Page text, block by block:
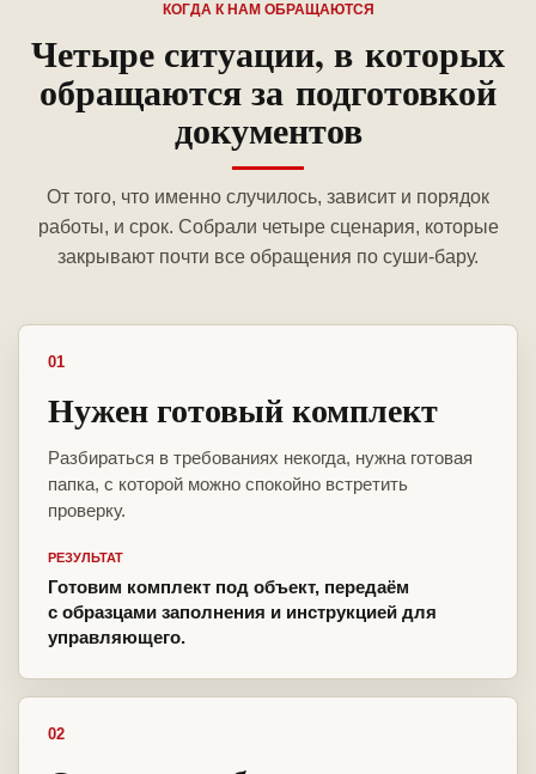
КОГДА К НАМ ОБРАЩАЮТСЯ
Четыре ситуации, в которых
обращаются за подготовкой
документов
От того, что именно случилось, зависит и порядок
работы, и срок. Собрали четыре сценария, которые
закрывают почти все обращения по суши-бару.
01
Нужен готовый комплект
Разбираться в требованиях некогда, нужна готовая
папка, с которой можно спокойно встретить
проверку.
РЕЗУЛЬТАТ
Готовим комплект под объект, передаём
с образцами заполнения и инструкцией для
управляющего.
02